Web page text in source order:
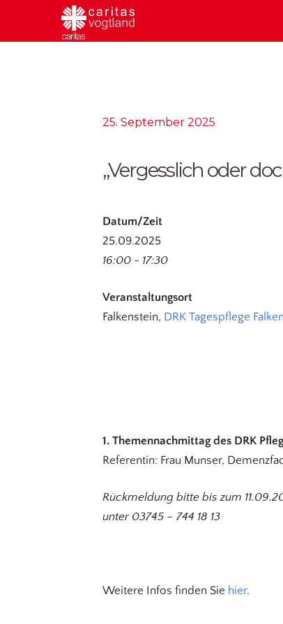
25. September 2025
„Vergesslich oder
Datum/Zeit
25.09.2025
16:00 - 17:30
Veranstaltungsort
Falkenstein, DRK Tagespflege
1. Themennachmittag des DRK
Referentin: Frau Munser,
Rückmeldung bitte bis zum
unter 03745 – 744 18 13
Weitere Infos finden Sie hier.